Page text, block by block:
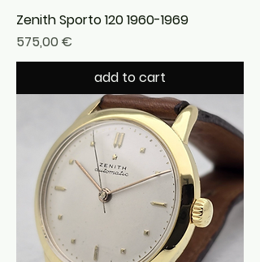
Zenith Sporto 120 1960-1969
Precio
575,00 €
add to cart